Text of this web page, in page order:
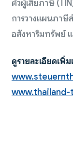
ตัวผู้เสียภาษี
การวางแผนภาษี
อสังหาริมทรัพย์ แ
ดูรายละเอียดเพิ่ม